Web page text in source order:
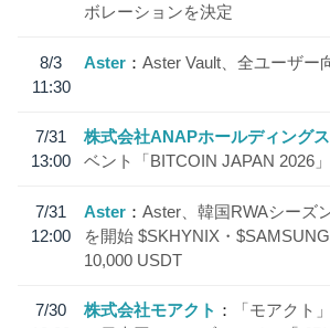
ボレーションを決定
8/3
11:30
Aster Aster Vault、全ユーザー
7/31
13:00
株式会社ANAPホールディングス
ベント「BITCOIN JAPAN 2026
7/31
12:00
Aster
Aster、韓国RWAシーズ
を開始 $SKHYNIX・
10,000 USDT
7/30
株式会社モアクト
「モアクト